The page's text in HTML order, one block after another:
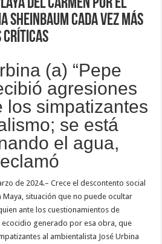
del Carmen por el
Sheinbaum cada vez más
críticas
(a) “Pepe
agresiones
los simpatizantes
se está
el agua,
de 2024.– Crece el descontento social
situación que no puede ocultar
ante los cuestionamientos de
generado por esa obra, que
al ambientalista José Urbina